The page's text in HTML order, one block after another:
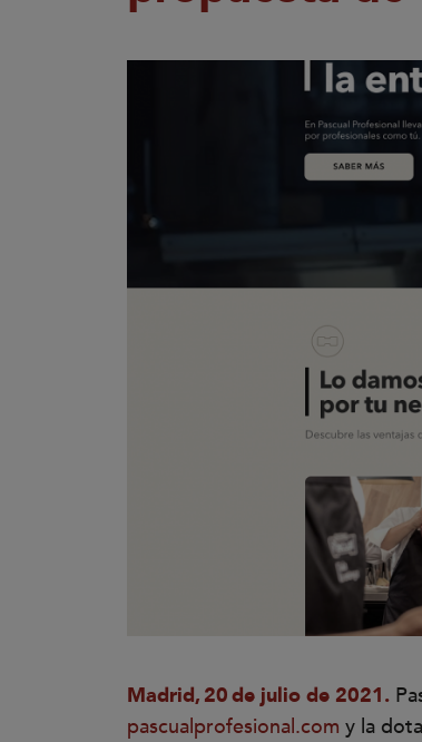
Madrid, 20de julio de 2021.
pascualprofesional.com y la